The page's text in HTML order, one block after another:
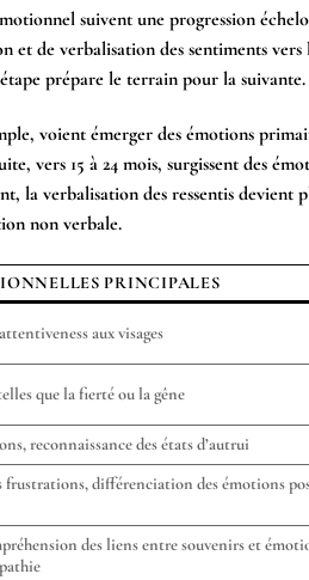
suivent une progression
et de verbalisation des sentiments
prépare le terrain pour la suivante.
voient émerger des émotions
vers 15 à 24 mois, surgissent des
la verbalisation des ressentis
non verbale.
PRINCIPALES
aux visages
que la fierté ou la gêne
reconnaissance des états d’autrui
frustrations, différenciation des émotions
des liens entre souvenirs et